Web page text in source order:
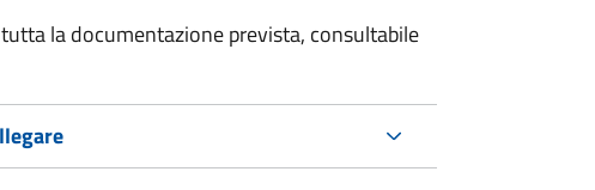
la documentazione prevista, consultabile